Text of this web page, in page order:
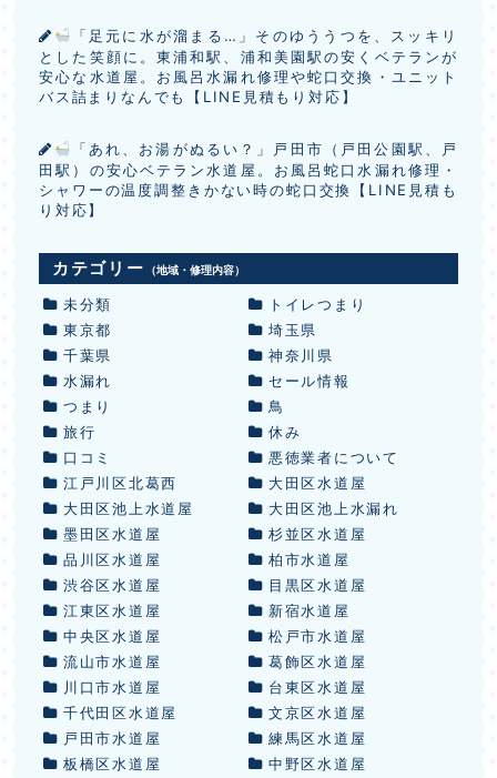
「足元に水が溜まる…」そのゆううつを、スッキリ
とした笑顔に。東浦和駅、浦和美園駅の安くベテランが
安心な水道屋。お風呂水漏れ修理や蛇口交換・ユニット
バス詰まりなんでも【LINE見積もり対応】
「あれ、お湯がぬるい？」戸田市（戸田公園駅、戸
田駅）の安心ベテラン水道屋。お風呂蛇口水漏れ修理・
シャワーの温度調整きかない時の蛇口交換【LINE見積も
り対応】
カテゴリー （地域・修理内容）
未分類
トイレつまり
東京都
埼玉県
千葉県
神奈川県
水漏れ
セール情報
つまり
鳥
旅行
休み
口コミ
悪徳業者について
江戸川区北葛西
大田区水道屋
大田区池上水道屋
大田区池上水漏れ
墨田区水道屋
杉並区水道屋
品川区水道屋
柏市水道屋
渋谷区水道屋
目黒区水道屋
江東区水道屋
新宿水道屋
中央区水道屋
松戸市水道屋
流山市水道屋
葛飾区水道屋
川口市水道屋
台東区水道屋
千代田区水道屋
文京区水道屋
戸田市水道屋
練馬区水道屋
板橋区水道屋
中野区水道屋